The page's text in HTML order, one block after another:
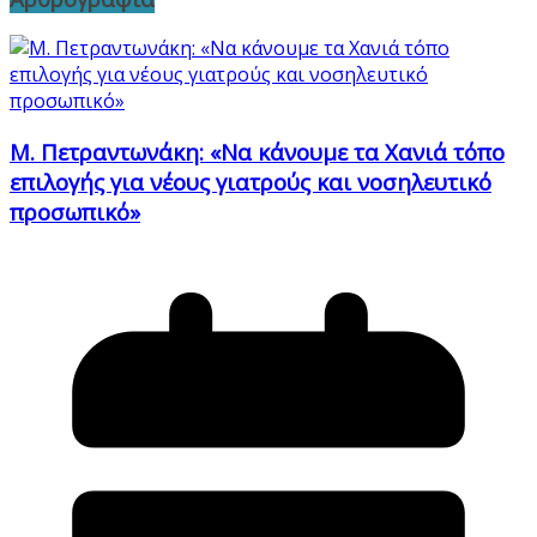
Μ. Πετραντωνάκη: «Να κάνουμε τα Χανιά τόπο
επιλογής για νέους γιατρούς και νοσηλευτικό
προσωπικό»